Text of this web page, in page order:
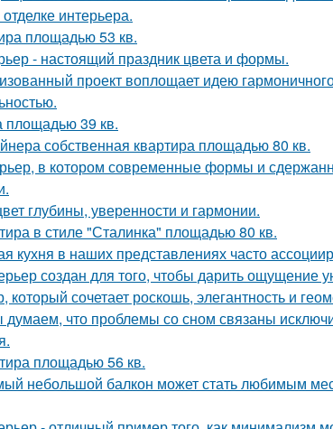
интерьера.
площадью 53 кв.
- настоящий праздник цвета и формы.
проект воплощает идею
площадью 39 кв.
собственная квартира площадью 80 кв.
в котором современные формы и
глубины, уверенности и гармонии.
в стиле "Сталинка" площадью 80 кв.
кухня в наших представлениях часто
создан для того, чтобы дарить ощущение
который сочетает роскошь, элегантность и
что проблемы со сном связаны
площадью 56 кв.
небольшой балкон может стать любимым